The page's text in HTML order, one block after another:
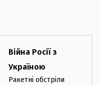
Війна Росії з
Україною
Ракетні обстріли